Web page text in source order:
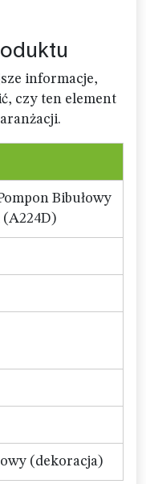
informacje,
czy ten element
Bibułowy
(A224D)
(dekoracja)